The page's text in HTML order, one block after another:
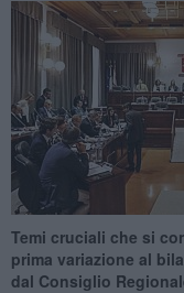
Temi cruciali che si
prima variazione al
dal Consiglio